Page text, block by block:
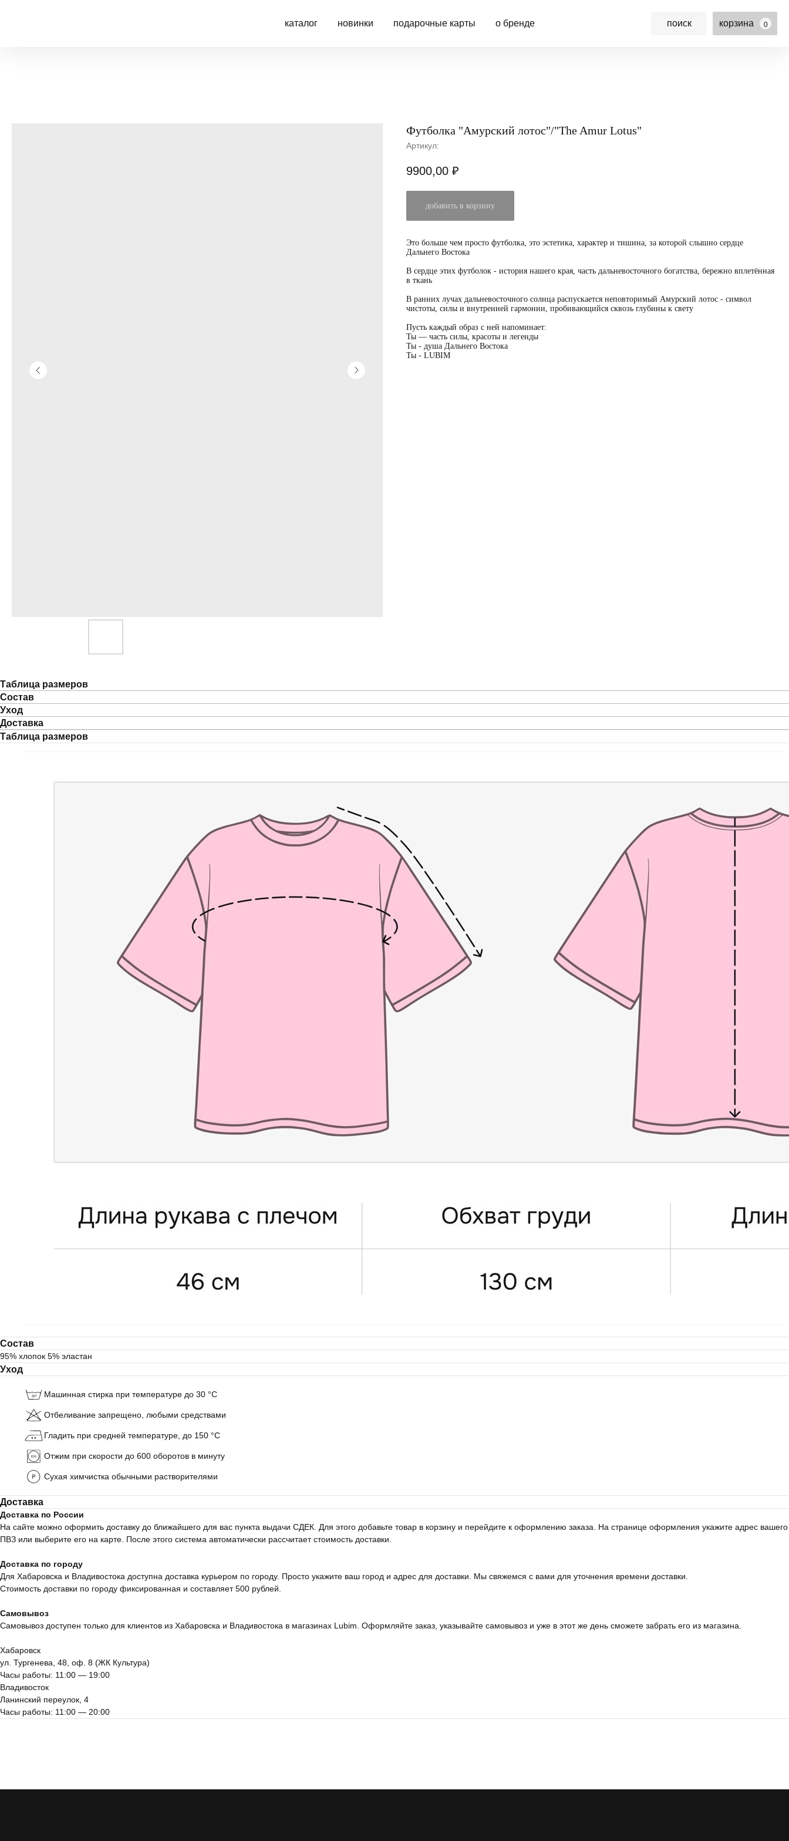
0
корзина
поиск
подарочные карты о бренде
новинки
каталог
Футболка "Амурский лотос"/"The Amur Lotus"
Артикул:
9900,00 ₽
добавить в корзину
Это больше чем просто футболка, это эстетика, характер и тишина, за которой слышно сердце
Дальнего Востока
В сердце этих футболок - история нашего края, часть дальневосточного богатства, бережно вплетённая
в ткань
В ранних лучах дальневосточного солнца распускается неповторимый Амурский лотос - символ
чистоты, силы и внутренней гармонии, пробивающийся сквозь глубины к свету
Пусть каждый образ с ней напоминает:
Ты — часть силы, красоты и легенды
Ты - душа Дальнего Востока
Ты - LUBIM
Таблица размеров
Состав
Уход
Доставка
Таблица размеров
Состав
95% хлопок 5% эластан
Уход
Машинная стирка при температуре до 30 °C
Отбеливание запрещено, любыми средствами
Гладить при средней температуре, до 150 °C
Отжим при скорости до 600 оборотов в минуту
Сухая химчистка обычными растворителями
Доставка
Доставка по России
На сайте можно оформить доставку до ближайшего для вас пункта выдачи СДЕК. Для этого добавьте товар в корзину и перейдите к оформлению заказа. На странице оформления укажите адрес вашего
ПВЗ или выберите его на карте. После этого система автоматически рассчитает стоимость доставки.
Доставка по городу
Для Хабаровска и Владивостока доступна доставка курьером по городу. Просто укажите ваш город и адрес для доставки. Мы свяжемся с вами для уточнения времени доставки.
Стоимость доставки по городу фиксированная и составляет 500 рублей.
Самовывоз
Самовывоз доступен только для клиентов из Хабаровска и Владивостока в магазинах Lubim. Оформляйте заказ, указывайте самовывоз и уже в этот же день сможете забрать его из магазина.
Хабаровск
ул. Тургенева, 48, оф. 8 (ЖК Культура)
Часы работы: 11:00 — 19:00
Владивосток
Ланинский переулок, 4
Часы работы: 11:00 — 20:00